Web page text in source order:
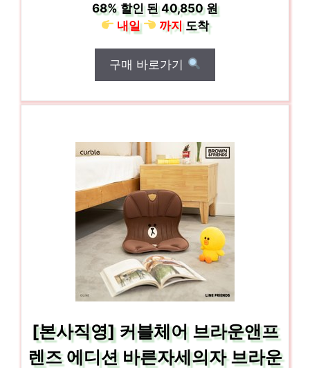
68% 할인 된40,850 원
내일
까지도착
구매 바로가기
[본사직영] 커블체어 브라운앤프
렌즈 에디션 바른자세의자 브라운